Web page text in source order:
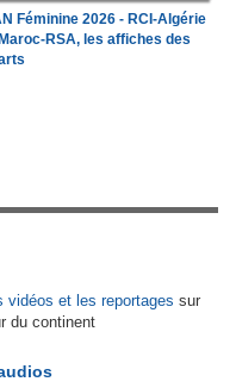
Féminine 2026 - RCI-Algérie
RSA, les affiches des
vidéos et les reportages sur
du continent